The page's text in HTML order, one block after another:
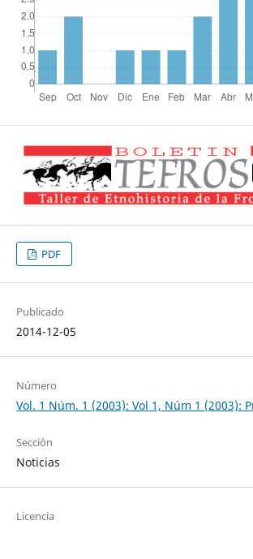
PDF
Publicado
2014-12-05
Número
Vol. 1 Núm. 1 (2003): Vol 1, Núm 1 (2003):
Sección
Noticias
Licencia